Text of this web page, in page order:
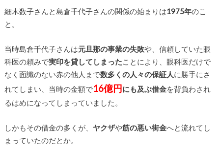
細木数子さんと島倉千代子さんの関係の始まりは1975年のこ
と。
当時島倉千代子さんは元旦那の事業の失敗や、信頼していた眼
科医の頼みで実印を貸してしまったことにより、眼科医だけで
なく面識のない赤の他人まで数多くの人々の保証人に勝手にさ
れてしまい、当時の金額で16億円 にも及ぶ借金を背負わされ
るはめになってしまっていました。
しかもその借金の多くが、 ヤクザや筋の悪い街金へと流れてし
まっていたのだとか。